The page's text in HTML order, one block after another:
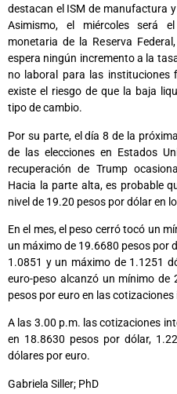
destacan el ISM de manufactura
Asimismo, el miércoles será
monetaria de la Reserva
espera ningún incremento a la
no laboral para las instituciones
existe el riesgo de que la baja
tipo de cambio.
Por su parte, el día 8 de la
de las elecciones en Estados
recuperación de Trump
Hacia la parte alta, es probable
nivel de 19.20 pesos por dólar en
En el mes, el peso cerró tocó un
un máximo de 19.6680 pesos por
1.0851 y un máximo de 1.1251
euro-peso alcanzó un mínimo
pesos por euro en las
A las 3.00 p.m. las cotizaciones
en 18.8630 pesos por dólar,
dólares por euro.
Gabriela Siller; PhD